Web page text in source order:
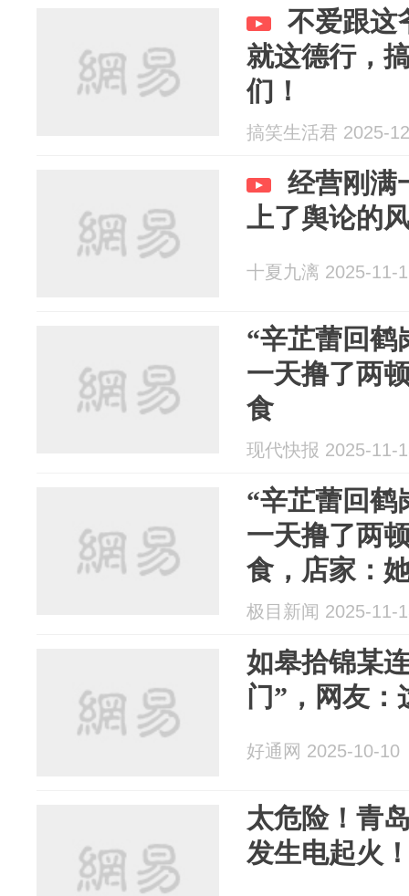
不爱跟这
就这德行，
们！
搞笑生活君 2025-
经营刚满
上了舆论的
十夏九漓 2025-11-
“辛芷蕾回鹤
一天撸了两
食
现代快报 2025-11-
“辛芷蕾回鹤
一天撸了两
食，店家：
品，我要了
极目新闻 2025-11-
如皋拾锦某
门”，网友：
好通网 2025-10-10
太危险！青
发生电起火